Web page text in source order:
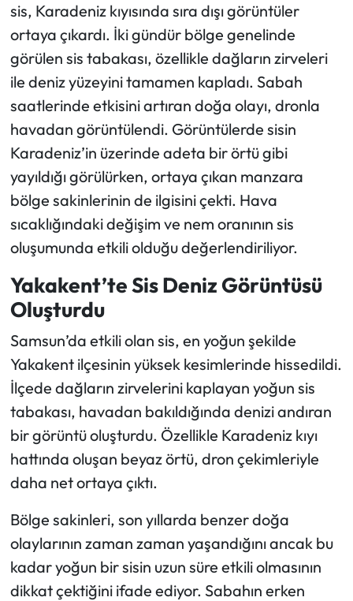
sis, Karadeniz kıyısında sıra dışı görüntüler
ortaya çıkardı. İki gündür bölge genelinde
görülen sis tabakası, özellikle dağların zirveleri
ile deniz yüzeyini tamamen kapladı. Sabah
saatlerinde etkisini artıran doğa olayı, dronla
havadan görüntülendi. Görüntülerde sisin
Karadeniz’in üzerinde adeta bir örtü gibi
yayıldığı görülürken, ortaya çıkan manzara
bölge sakinlerinin de ilgisini çekti. Hava
sıcaklığındaki değişim ve nem oranının sis
oluşumunda etkili olduğu değerlendiriliyor.
Yakakent’te Sis Deniz Görüntüsü
Oluşturdu
Samsun’da etkili olan sis, en yoğun şekilde
Yakakent ilçesinin yüksek kesimlerinde hissedildi.
İlçede dağların zirvelerini kaplayan yoğun sis
tabakası, havadan bakıldığında denizi andıran
bir görüntü oluşturdu. Özellikle Karadeniz kıyı
hattında oluşan beyaz örtü, dron çekimleriyle
daha net ortaya çıktı.
Bölge sakinleri, son yıllarda benzer doğa
olaylarının zaman zaman yaşandığını ancak bu
kadar yoğun bir sisin uzun süre etkili olmasının
dikkat çektiğini ifade ediyor. Sabahın erken
Ekonomi
Sağlık
Turizm
Teknoloji